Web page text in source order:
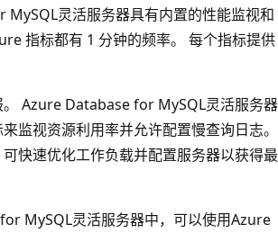
灵活服务器具有内置的性能监视和
指标都有 1 分钟的频率。 每个指标提供
Azure Database for MySQL灵活服务器
监视资源利用率并允许配置慢查询日志。
快速优化工作负载并配置服务器以获得最
MySQL灵活服务器中，可以使用Azure